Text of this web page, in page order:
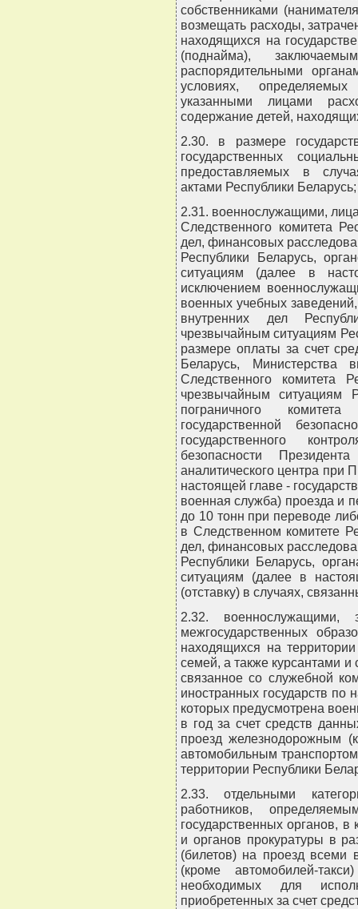
собственниками
возмещать расходы,
находящихся на
(поднайма),
распорядительными
условиях,
указанными лицами
содержание детей,
2.30. в размере
государственных
предоставляемых в
актами Республики Беларусь;
2.31. военнослужащими,
Следственного комитета
дел, финансовых
Республики Беларусь,
ситуациям (далее в
исключением
военных учебных
внутренних дел
чрезвычайным ситуациям
размере оплаты за счет
Беларусь, Министерства
Следственного комитета
чрезвычайным ситуациям
пограничного
государственной
государственного
безопасности
аналитического центра при
настоящей главе -
военная служба) проезда и
до 10 тонн при переводе
в Следственном комитете
дел, финансовых
Республики Беларусь,
ситуациям (далее в
(отставку) в случаях,
2.32. военнослужащими,
межгосударственных
находящихся на
семей, а также курсантами
связанное со служебной
иностранных государств по
которых предусмотрена
в год за счет средств
проезд железнодорожным
автомобильным
территории Республики
2.33. отдельными
работников,
государственных органов,
и органов прокуратуры в
(билетов) на проезд всеми
(кроме автомобилей-
необходимых для
приобретенных за счет